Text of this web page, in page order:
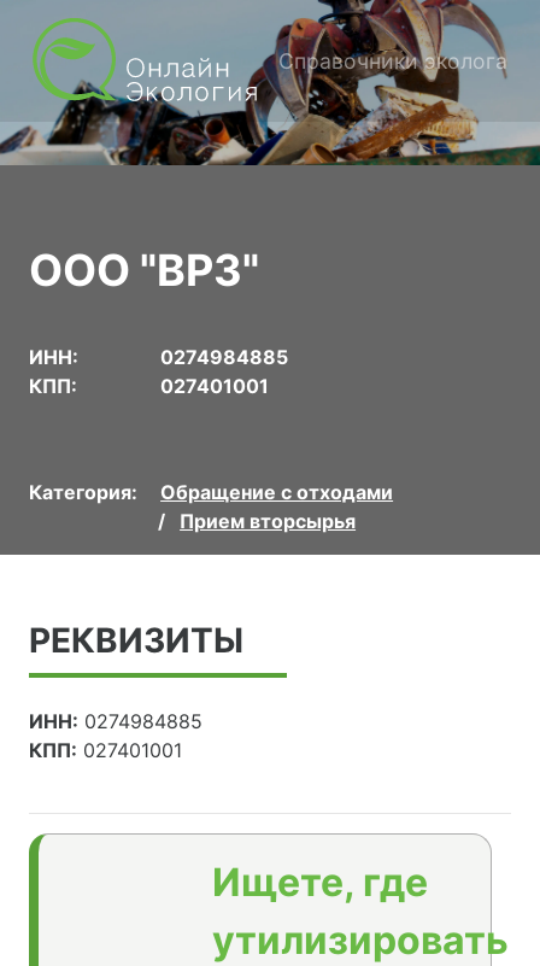
Справочники эколога
ООО "ВРЗ"
ИНН:
0274984885
КПП:
027401001
Категория:
Обращение с отходами
Прием вторсырья
РЕКВИЗИТЫ
ИНН: 0274984885
КПП: 027401001
Ищете, где
утилизировать